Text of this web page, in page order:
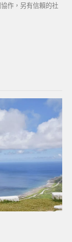
作，另有信賴的社